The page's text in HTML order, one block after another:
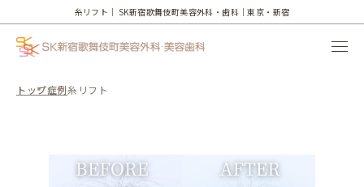
糸リフト｜ SK新宿歌舞伎町美容外科・歯科｜東京・新宿
トップ症例糸リフト